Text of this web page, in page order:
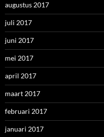
augustus 2017
juli 2017
juni 2017
mei 2017
april 2017
maart 2017
februari 2017
januari 2017